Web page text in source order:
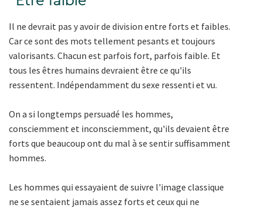
Il ne devrait pas y avoir de division entre forts et faibles.
Car ce sont des mots tellement pesants et toujours
valorisants. Chacun est parfois fort, parfois faible. Et
tous les êtres humains devraient être ce qu'ils
ressentent. Indépendamment du sexe ressenti et vu.
On a si longtemps persuadé les hommes,
consciemment et inconsciemment, qu'ils devaient être
forts que beaucoup ont du mal à se sentir suffisamment
hommes.
Les hommes qui essayaient de suivre l'image classique
ne se sentaient jamais assez forts et ceux qui ne